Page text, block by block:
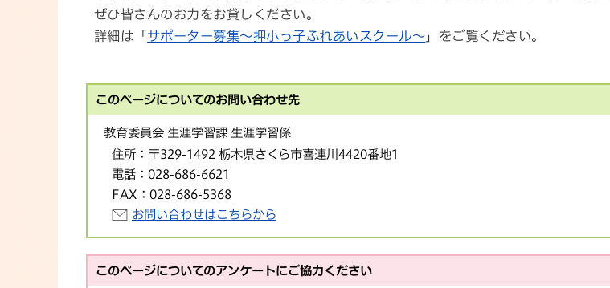
ぜひ皆さんのお力をお貸しください。
詳細は「 サポーター募集～押小っ子ふれあいスクール～ 」をご覧ください。
このページについてのお問い合わせ先
教育委員会 生涯学習課 生涯学習係
住所： 〒329-1492 栃木県さくら市喜連川4420番地1
電話： 028-686-6621
FAX： 028-686-5368
お問い合わせはこちらから
このページについてのアンケートにご協力ください